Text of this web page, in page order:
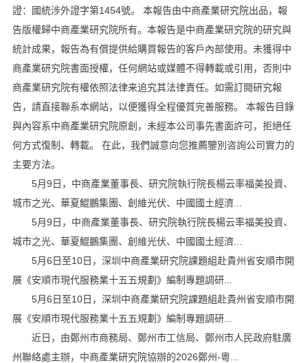
證：國統涉外證字第1454號。 本報告由中商產業研究院出品，報
告版權歸中商產業研究院所有。本報告是中商產業研究院的研究與
統計成果，報告為有償提供給購買報告的客戶內部使用。未獲得中
商產業研究院書面授權，任何網站或媒體不得轉載或引用，否則中
商產業研究院有權依照法律来追究其法律責任。如需訂閱研究報
告，請直接聯系本網站，以便獲得全程優質完善服務。 本報告目錄
與內容系中商產業研究院原創，未經本公司事先書面許可，拒絕任
何方式復制、轉載。 在此，我們誠意向您推薦鑒別咨詢公司實力的
主要方法。
5月9日，中商產業董事長、研究院執行院長楊云率福美投資、
城市之光、華夏鯤鵬集團、創維光伏、中國國土經濟...
5月9日，中商產業董事長、研究院執行院長楊云率福美投資、
城市之光、華夏鯤鵬集團、創維光伏、中國國土經濟...
5月6日至10日，深圳中商產業研究院課題組赴貴州省安順市開
展《安順市現代服務業十五五規劃》編制專題調研...
5月6日至10日，深圳中商產業研究院課題組赴貴州省安順市開
展《安順市現代服務業十五五規劃》編制專題調研...
近日，由鄭州市商務局、鄭州市工信局、鄭州市人民政府駐廣
州聯絡處主辦，中商產業研究院協辦的2026鄭州-粵...